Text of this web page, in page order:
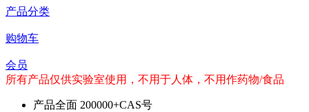
产品分类
购物车
会员
所有产品仅供实验室使用，不用于人体，不用作药物/食品
产品全面 200000+CAS号